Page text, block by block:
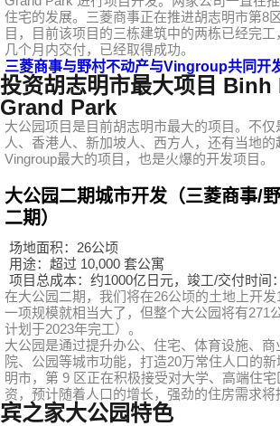
住宅的发展。三菱商事正在推进胡志明市第8
目，目前该项目的三栋建筑中的两栋已经完
几个月内交付，已经取得成功。
三菱商事与野村不动产与Vingroup共同开
投资胡志明市最大项目 Binh
Grand Park
大公园项目是目前胡志明市最大的项目。不仅
人、香港人、新加坡人、西方人，还有当地的
Vingroup最大的项目，也是火爆的开发项目。
大公园二期城市开发（三菱商事/
二期）
场地面积：26公顷
用途：超过 10,000 套公寓
项目总成本：约1000亿日元，竣工/交付时间
在大公园二期，我们将在26公顷的土地上开
一项规模就相当大了，但整个大公园将有271
计划于2023年完工）。
大公园是通过提升办公、住宅、体育设施、商
院、公园等城市功能，打造20万常住人口的
明市，第 9 区正在积极接受对大学、高端住
资，预计随着人口的增长，强劲的住房需求将
宾之家大公园特色